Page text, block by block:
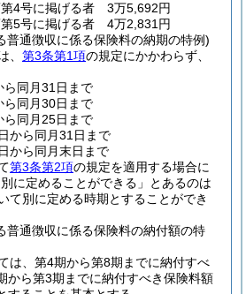
4号に掲げる者 3万5,692円
5号に掲げる者 4万2,831円
普通徴収に係る保険料の納期の特例)
、 第3条第1項の規定にかかわらず、
同月31日まで
同月30日まで
同月25日まで
から同月31日まで
から同月末日まで
第3条第2項の規定を適用する場合に
に定めることができる」とあるのは
て別に定める時期とすることができ
普通徴収に係る保険料の納付額の特
は、第4期から第8期までに納付すべ
から第3期までに納付すべき保険料額